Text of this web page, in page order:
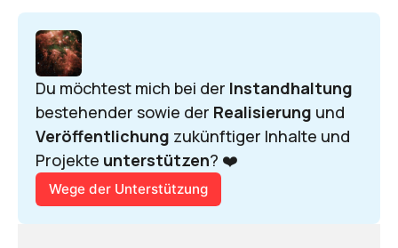
Du möchtest mich bei der
bestehender sowie der Realisierung
Veröffentlichung zukünftiger Inhalte und
Projekte unterstützen? ❤️
Wege der Unterstützung